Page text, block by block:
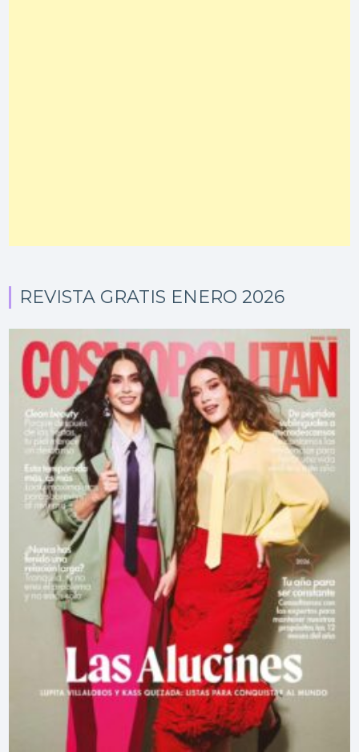
REVISTA GRATIS ENERO 2026